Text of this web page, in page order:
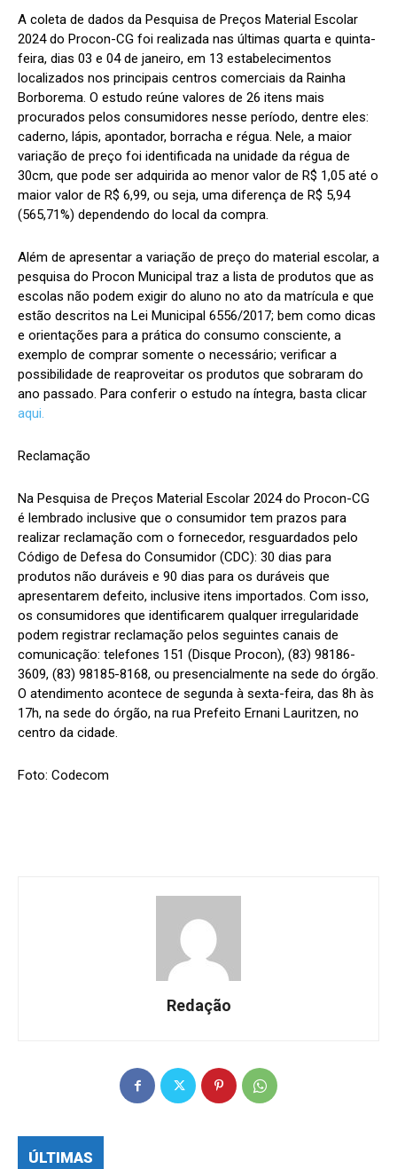
A coleta de dados da Pesquisa de Preços Material Escolar
2024 do Procon-CG foi realizada nas últimas quarta e quinta-
feira, dias 03 e 04 de janeiro, em 13 estabelecimentos
localizados nos principais centros comerciais da Rainha
Borborema. O estudo reúne valores de 26 itens mais
procurados pelos consumidores nesse período, dentre eles:
caderno, lápis, apontador, borracha e régua. Nele, a maior
variação de preço foi identificada na unidade da régua de
30cm, que pode ser adquirida ao menor valor de R$ 1,05 até o
maior valor de R$ 6,99, ou seja, uma diferença de R$ 5,94
(565,71%) dependendo do local da compra.
Além de apresentar a variação de preço do material escolar, a
pesquisa do Procon Municipal traz a lista de produtos que as
escolas não podem exigir do aluno no ato da matrícula e que
estão descritos na Lei Municipal 6556/2017; bem como dicas
e orientações para a prática do consumo consciente, a
exemplo de comprar somente o necessário; verificar a
possibilidade de reaproveitar os produtos que sobraram do
ano passado. Para conferir o estudo na íntegra, basta clicar
aqui.
Reclamação
Na Pesquisa de Preços Material Escolar 2024 do Procon-CG
é lembrado inclusive que o consumidor tem prazos para
realizar reclamação com o fornecedor, resguardados pelo
Código de Defesa do Consumidor (CDC): 30 dias para
produtos não duráveis e 90 dias para os duráveis que
apresentarem defeito, inclusive itens importados. Com isso,
os consumidores que identificarem qualquer irregularidade
podem registrar reclamação pelos seguintes canais de
comunicação: telefones 151 (Disque Procon), (83) 98186-
3609, (83) 98185-8168, ou presencialmente na sede do órgão.
O atendimento acontece de segunda à sexta-feira, das 8h às
17h, na sede do órgão, na rua Prefeito Ernani Lauritzen, no
centro da cidade.
Foto: Codecom
Redação
ÚLTIMAS